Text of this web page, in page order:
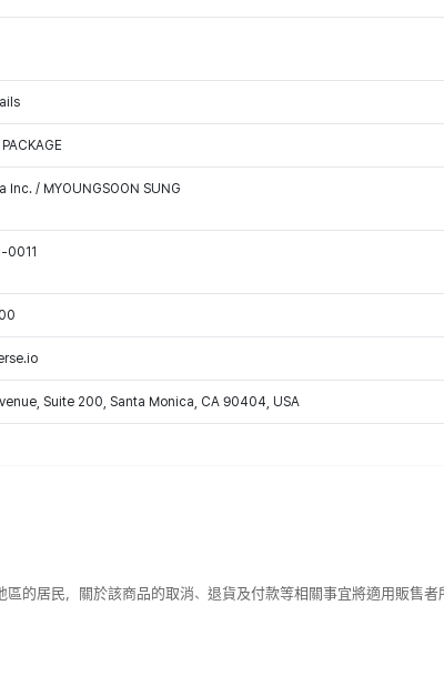
Inc. / MYOUNGSOON SUNG
0011
Suite 200, Santa Monica, CA 90404, USA
的居民，關於該商品的取消、退貨及付款等相關事宜將適用販售者